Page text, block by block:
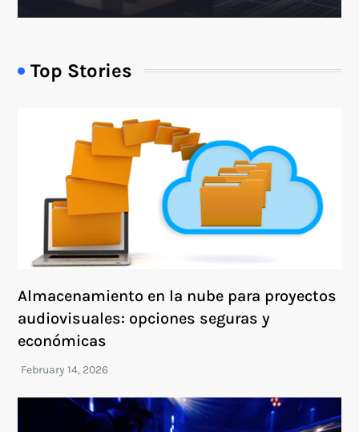
Top Stories
Almacenamiento en la nube para proyectos
audiovisuales: opciones seguras y
económicas